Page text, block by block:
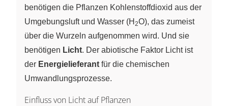
benötigen die Pflanzen Kohlenstoffdioxid aus der
Umgebungsluft und Wasser (H 2O), das zumeist
über die Wurzeln aufgenommen wird. Und sie
benötigen Licht. Der abiotische Faktor Licht ist
der Energielieferant für die chemischen
Umwandlungsprozesse.
Einfluss von Licht auf Pflanzen